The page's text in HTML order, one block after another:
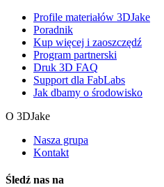
Profile materiałów 3DJake
Poradnik
Kup więcej i zaoszczędź
Program partnerski
Druk 3D FAQ
Support dla FabLabs
Jak dbamy o środowisko
O 3DJake
Nasza grupa
Kontakt
Śledź nas na